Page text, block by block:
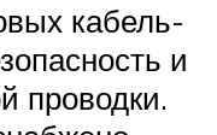
кабель-
и
проводки.